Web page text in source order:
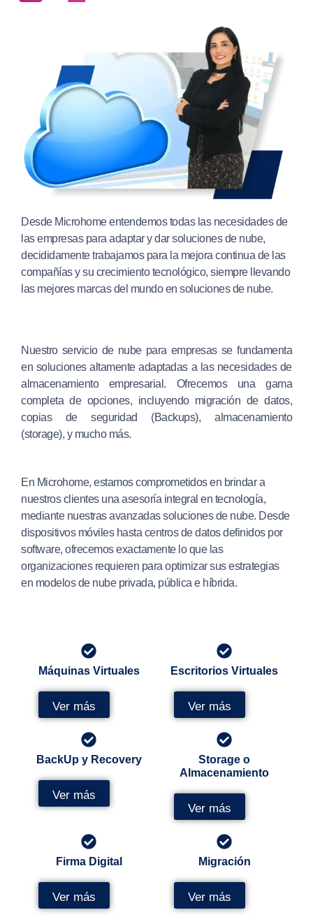
En Microhome, estamos comprometidos en brindar a
nuestros clientes una asesoría integral en tecnología,
mediante nuestras avanzadas soluciones de nube. Desde
dispositivos móviles hasta centros de datos definidos por
software, ofrecemos exactamente lo que las
organizaciones requieren para optimizar sus estrategias
en modelos de nube privada, pública e híbrida.
Máquinas Virtuales
Ver más
Escritorios Virtuales
Ver más
BackUp y Recovery
Ver más
Storage o
Almacenamiento
Ver más
Firma Digital
Ver más
Migración
Ver más
Desde Microhome entendemos todas las necesidades de
las empresas para adaptar y dar soluciones de nube,
decididamente trabajamos para la mejora continua de las
compañías y su crecimiento tecnológico, siempre llevando
las mejores marcas del mundo en soluciones de nube.
Nuestro servicio de nube para empresas se fundamenta
en soluciones altamente adaptadas a las necesidades de
almacenamiento empresarial. Ofrecemos una gama
completa de opciones, incluyendo migración de datos,
copias de seguridad (Backups), almacenamiento
(storage), y mucho más.